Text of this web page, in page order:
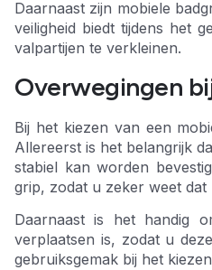
Daarnaast zijn mobiele
veiligheid biedt tijdens het
valpartijen te verkleinen.
Overwegingen
Bij het kiezen van een
Allereerst is het belangrijk
stabiel kan worden
grip, zodat u zeker weet
Daarnaast is het handig
verplaatsen is, zodat u
gebruiksgemak bij het